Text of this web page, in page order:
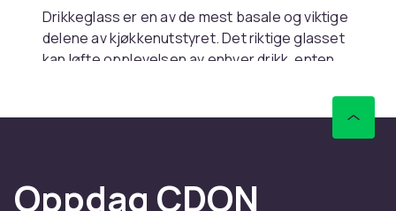
Drikkeglass er en av de mest basale og viktige
delene av kjøkkenutstyret. Det riktige glasset
kan løfte opplevelsen av enhver drikk, enten
sortiment av drikkeglass er du klar til alle
Typer drikkeglass
Oppdag CDON